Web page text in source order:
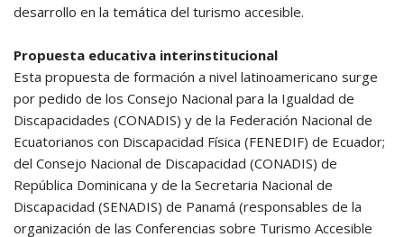
desarrollo en la temática del turismo accesible.
Propuesta educativa interinstitucional
Esta propuesta de formación a nivel latinoamericano surge
por pedido de los Consejo Nacional para la Igualdad de
Discapacidades (CONADIS) y de la Federación Nacional de
Ecuatorianos con Discapacidad Física (FENEDIF) de Ecuador;
del Consejo Nacional de Discapacidad (CONADIS) de
República Dominicana y de la Secretaria Nacional de
Discapacidad (SENADIS) de Panamá (responsables de la
organización de las Conferencias sobre Turismo Accesible